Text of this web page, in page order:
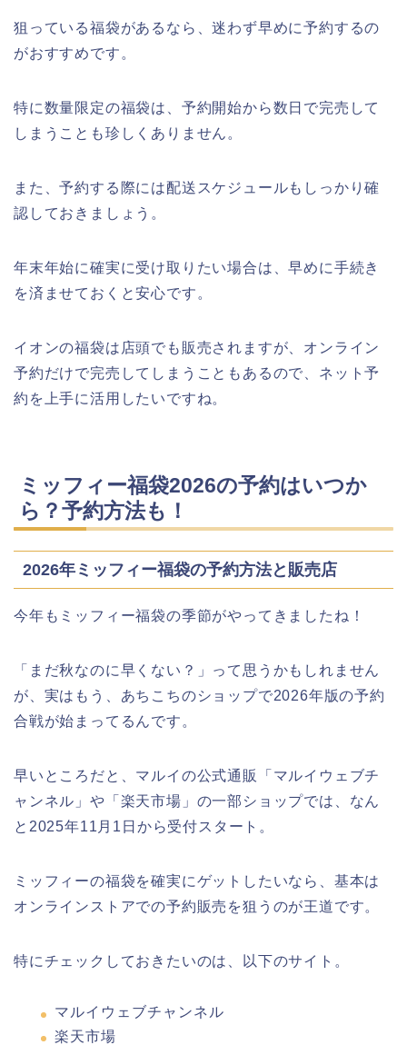
狙っている福袋があるなら、迷わず早めに予約するの
がおすすめです。
特に数量限定の福袋は、予約開始から数日で完売して
しまうことも珍しくありません。
また、予約する際には配送スケジュールもしっかり確
認しておきましょう。
年末年始に確実に受け取りたい場合は、早めに手続き
を済ませておくと安心です。
イオンの福袋は店頭でも販売されますが、オンライン
予約だけで完売してしまうこともあるので、ネット予
約を上手に活用したいですね。
ミッフィー福袋2026の予約はいつか
ら？予約方法も！
2026年ミッフィー福袋の予約方法と販売店
今年もミッフィー福袋の季節がやってきましたね！
「まだ秋なのに早くない？」って思うかもしれません
が、実はもう、あちこちのショップで2026年版の予約
合戦が始まってるんです。
早いところだと、マルイの公式通販「マルイウェブチ
ャンネル」や「楽天市場」の一部ショップでは、なん
と2025年11月1日から受付スタート。
ミッフィーの福袋を確実にゲットしたいなら、基本は
オンラインストアでの予約販売を狙うのが王道です。
特にチェックしておきたいのは、以下のサイト。
マルイウェブチャンネル
楽天市場